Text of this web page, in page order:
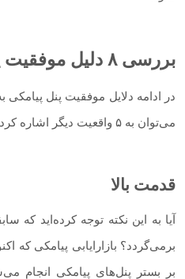
بررسی ۸ دلیل موفقیت پنل پیامکی
در ادامه دلایل موفقیت پنل پیامکی
می‌توان به ۵ واقعیت دیگر اشاره کرد که عبارتند از:
قدمت بالا
آیا به این نکته توجه کرده‌اید که
برمی‌گردد؟ بازارایابی پیامکی که